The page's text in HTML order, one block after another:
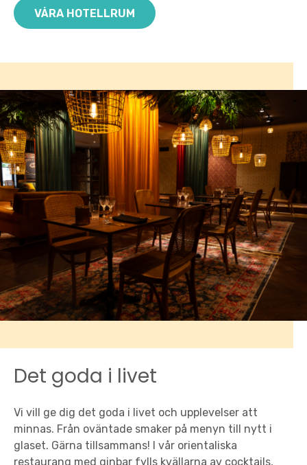
VÅRA HOTELLRUM
Det goda i livet
Vi vill ge dig det goda i livet och upplevelser att
minnas. Från oväntade smaker på menyn till nytt i
glaset. Gärna tillsammans! I vår orientaliska
restaurang med ginbar fylls kvällarna av cocktails,